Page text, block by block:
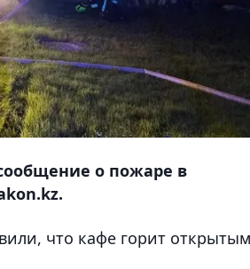
о пожаре в
что кафе горит открытым